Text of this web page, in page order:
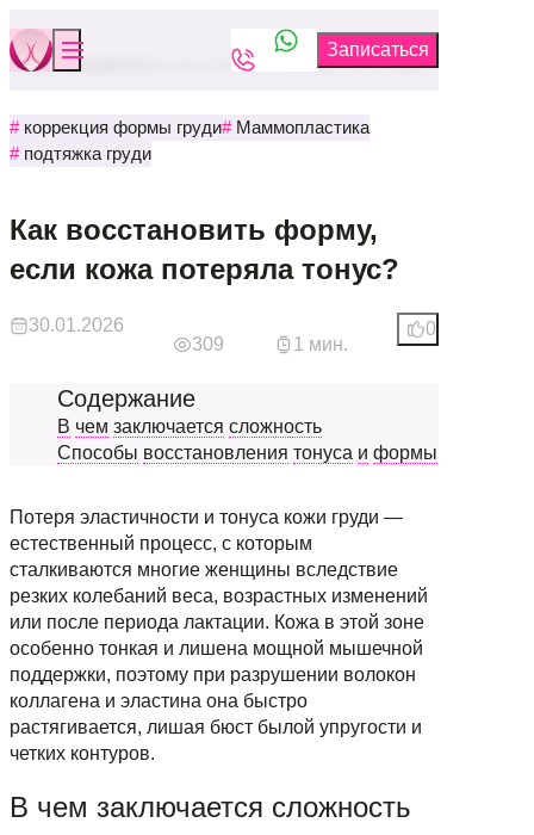
Бюстклиника Как восстановить форму, если кожа потеряла
коррекция формы груди
Маммопластика
подтяжка груди
Как восстановить форму,
если кожа потеряла тонус?
30.01.2026
309
1 мин.
0
В чем заключается сложность
Способы восстановления тонуса и формы
Потеря эластичности и тонуса кожи груди —
естественный процесс, с которым
сталкиваются многие женщины вследствие
резких колебаний веса, возрастных изменений
или после периода лактации. Кожа в этой зоне
особенно тонкая и лишена мощной мышечной
поддержки, поэтому при разрушении волокон
коллагена и эластина она быстро
растягивается, лишая бюст былой упругости и
четких контуров.
В чем заключается сложность